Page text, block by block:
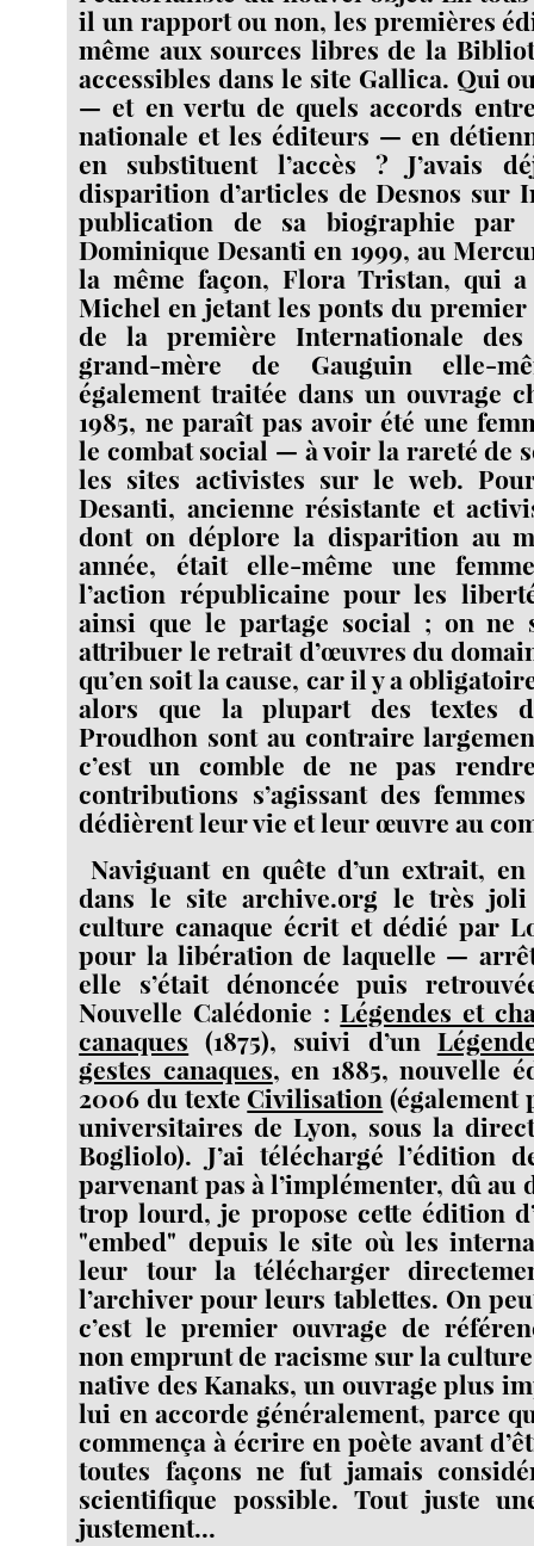
il un rapport ou non, les premières
même aux sources libres de la
accessibles dans le site Gallica. Qui
— et en vertu de quels accords
nationale et les éditeurs — en
en substituent l’accès ? J’avais
disparition d’articles de Desnos sur
publication de sa biographie par
Dominique Desanti en 1999, au
la même façon, Flora Tristan, qui a
Michel en jetant les ponts du premier
de la première Internationale
grand-mère de Gauguin elle-
également traitée dans un ouvrage
1985, ne paraît pas avoir été une
le combat social — à voir la rareté de
les sites activistes sur le web.
Desanti, ancienne résistante et
dont on déplore la disparition au
année, était elle-même une
l’action républicaine pour les
ainsi que le partage social ; on ne
attribuer le retrait d’œuvres du
qu’en soit la cause, car il y a
alors que la plupart des textes
Proudhon sont au contraire
c’est un comble de ne pas
contributions s’agissant des
dédièrent leur vie et leur œuvre au
Naviguant en quête d’un extrait,
dans le site archive.org le très
culture canaque écrit et dédié par
pour la libération de laquelle —
elle s’était dénoncée puis
Nouvelle Calédonie :Légendes et
canaques (1875), suivi d’un
gestes canaques, en 1885, nouvelle
2006 du texte Civilisation (également
universitaires de Lyon, sous la
Bogliolo). J’ai téléchargé l’édition
parvenant pas à l’implémenter, dû au
trop lourd, je propose cette édition
"embed" depuis le site où les
leur tour la télécharger
l’archiver pour leurs tablettes. On
c’est le premier ouvrage de
non emprunt de racisme sur la
native des Kanaks, un ouvrage plus
lui en accorde généralement, parce
commença à écrire en poète avant
toutes façons ne fut jamais
scientifique possible. Tout juste
justement...